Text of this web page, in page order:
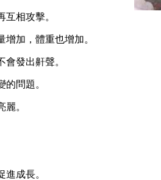
相攻擊。
加，體重也增加。
發出鼾聲。
的問題。
。
成長。